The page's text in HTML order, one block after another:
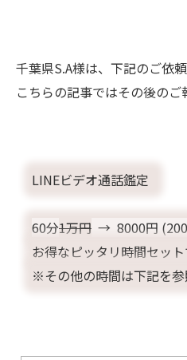
千葉県S.A様は、下記のご依
こちらの記事ではその後のご
LINEビデオ通話鑑定
60分1万円 → 8000円
お得なピッタリ時間セット
※その他の時間は下記を参